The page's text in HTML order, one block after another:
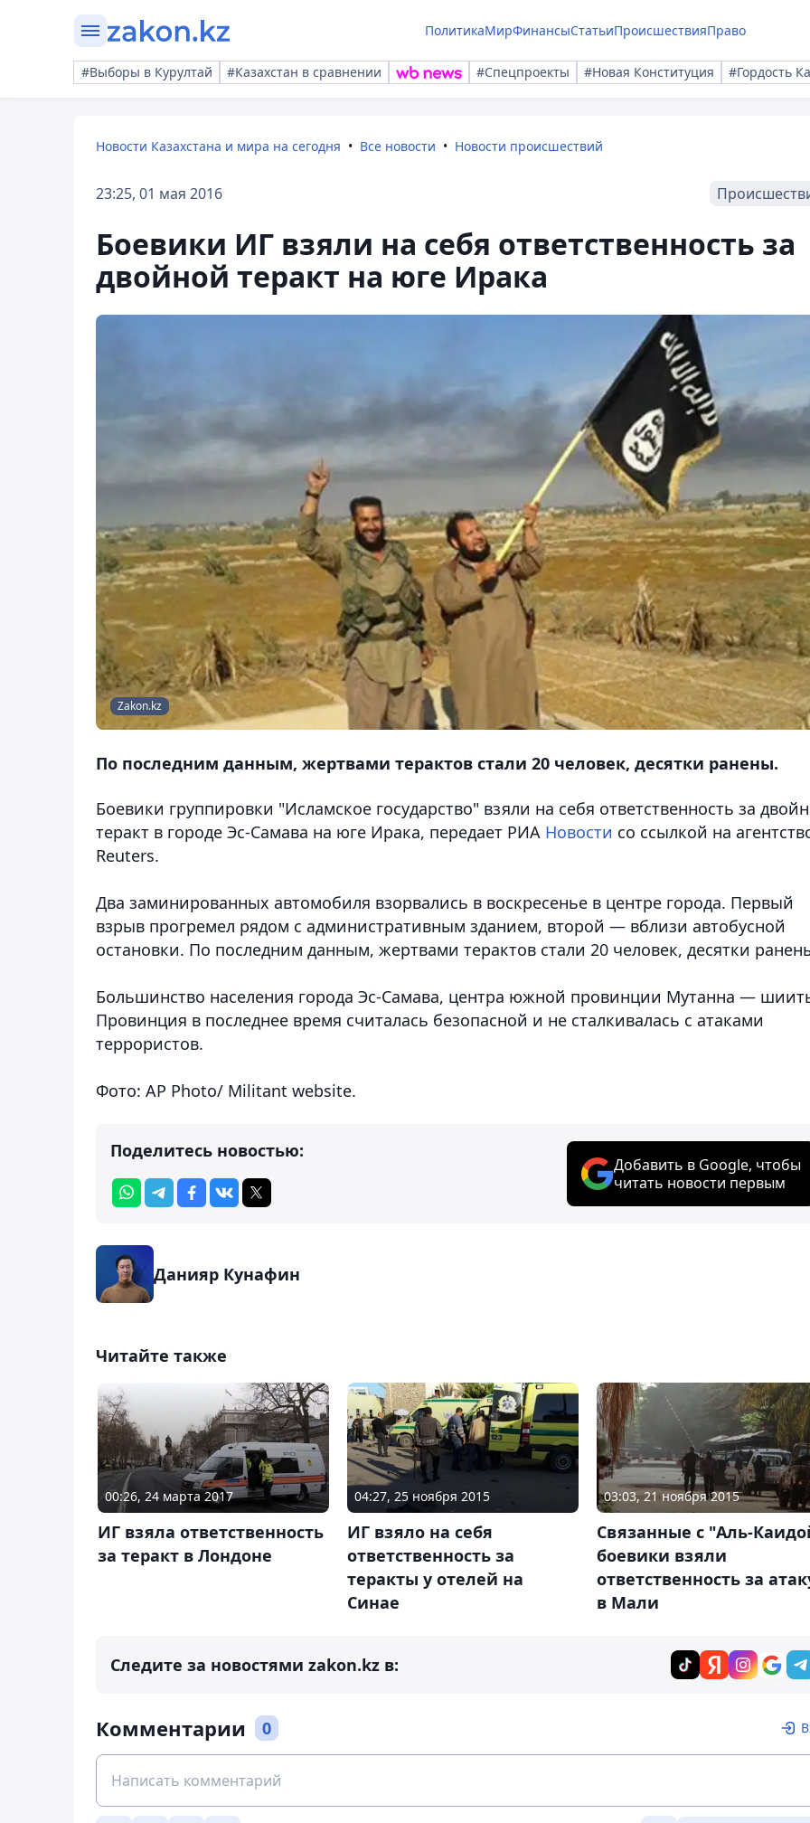
ПолитикаМирФинансыСтатьиПроисшествияПраво
#Выборы в Курултай #Казахстан в сравнении #Спецпроекты #Новая Конституция #Гордость
Новости Казахстана и мира на сегодня Все новости Новости происшествий
23:25, 01 мая 2016
Боевики ИГ взяли на себя ответственность за
двойной теракт на юге Ирака
Zakon.kz
По последним данным, жертвами терактов стали 20 человек, десятки ранены.
Боевики группировки "Исламское государство" взяли на себя ответственность за
теракт в городе Эс-Самава на юге Ирака, передает РИА Новости со ссылкой на
Reuters.
Два заминированных автомобиля взорвались в воскресенье в центре города. Первый
взрыв прогремел рядом с административным зданием, второй — вблизи автобусной
остановки. По последним данным, жертвами терактов стали 20 человек, десятки
Большинство населения города Эс-Самава, центра южной провинции Мутанна —
Провинция в последнее время считалась безопасной и не сталкивалась с атаками
террористов.
Фото: AP Photo/ Militant website.
Поделитесь новостью:
Добавить в Google, чтобы
читать новости первым
Данияр Кунафин
Читайте также
00:26, 24 марта 2017
ИГ взяла ответственность
за теракт в Лондоне
04:27, 25 ноября 2015
ИГ взяло на себя
ответственность за
теракты у отелей на
Синае
03:03, 21 ноября 2015
Связанные с "Аль-
боевики взяли
ответственность за
в Мали
Следите за новостями zakon.kz в:
Комментарии 0